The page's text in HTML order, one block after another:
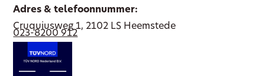
Adres & telefoonnummer:
Cruquiusweg 1, 2102 LS Heemstede
023-8200 912